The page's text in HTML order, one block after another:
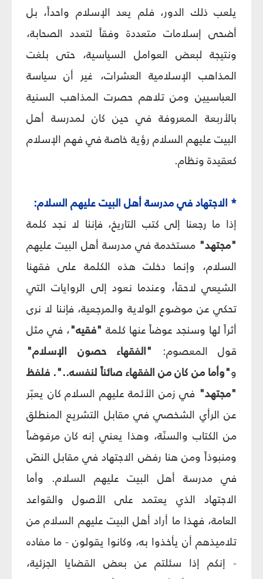
يلعب ذلك الدور، فلم يعد الإسلام واحداً، بل
أضحى إسلامات متعددة وفقاً لتعدد الصحابة،
ونتيجة لبعض العوامل السياسية، حتى بلغت
المذاهب الإسلامية العشرات، غير أن سياسة
العباسيين ومن تلاهم حصرت المذاهب السنية
بالأربعة المعروفة في حين كان لمدرسة أهل
البيت عليهم السلام رؤية خاصة في فهم الإسلام
كعقيدة ونظام.
* الاجتهاد في مدرسة أهل البيت عليهم السلام:
إذا ما رجعنا إلى كتب التاريخ، فإننا لا نجد كلمة
"مجتهد" مستخدمة في مدرسة أهل البيت عليهم
السلام، وإنما دخلت هذه الكلمة على فقهنا
الشيعي لاحقاً، وعندما نعود إلى الروايات التي
تحكي عن موضوع الولاية والمرجعية، فإننا لا نرى
أثراً لها وسنجد عوضاً عنها كلمة "فقيه"، في مثل
قول المعصوم: "الفقهاء حصون الإسلام"
و"وأما من كان من الفقهاء صائناً لنفسه..". فلفظ
"مجتهد" في زمن الأئمة عليهم السلام كان يعبّر
عن الرأي الشخصي في مقابل التشريع المنطلق
من الكتاب والسنّة، وهذا يعني إنه كان مرفوضاً
ومنبوذاً ومن هنا رفض الاجتهاد في مقابل النصّ
في مدرسة أهل البيت عليهم السلام. وأما
الاجتهاد الذي يعتمد على الأصول والقواعد
العامة، فهذا ما أراد أهل البيت عليهم السلام من
تلاميذهم أن يأخذوا به، وكانوا يقولون - ما مفاده
- إنكم إذا سئلتم عن بعض القضايا الجزئية،